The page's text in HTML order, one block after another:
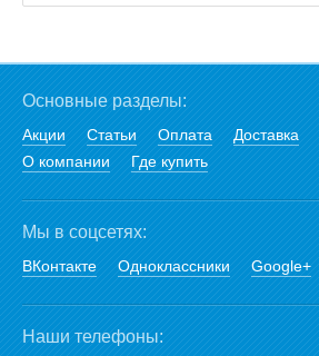
Основные разделы:
Акции Статьи Оплата Доставка
О компании
Где купить
Мы в соцсетях:
ВКонтакте Одноклассники Google+
Наши телефоны: